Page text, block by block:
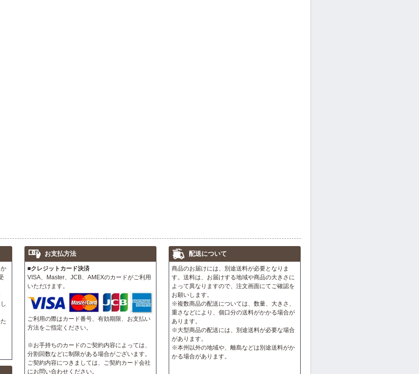
お支払方法
■クレジットカード決済
VISA、Master、JCB、AMEXのカードがご利用
いただけます。
ご利用の際はカード番号、有効期限、お支払い
方法をご指定ください。
※お手持ちのカードのご契約内容によっては、
分割回数などに制限がある場合がございます。
ご契約内容につきましては、ご契約カード会社
にお問い合わせください。
配送について
商品のお届けには、別途送料が必要となりま
す。送料は、お届けする地域や商品の大きさに
よって異なりますので、注文画面にてご確認を
お願いします。
※複数商品の配送については、数量、大きさ、
重さなどにより、個口分の送料がかかる場合が
あります。
※大型商品の配送には、別途送料が必要な場合
があります。
※本州以外の地域や、離島などは別途送料がか
かる場合があります。